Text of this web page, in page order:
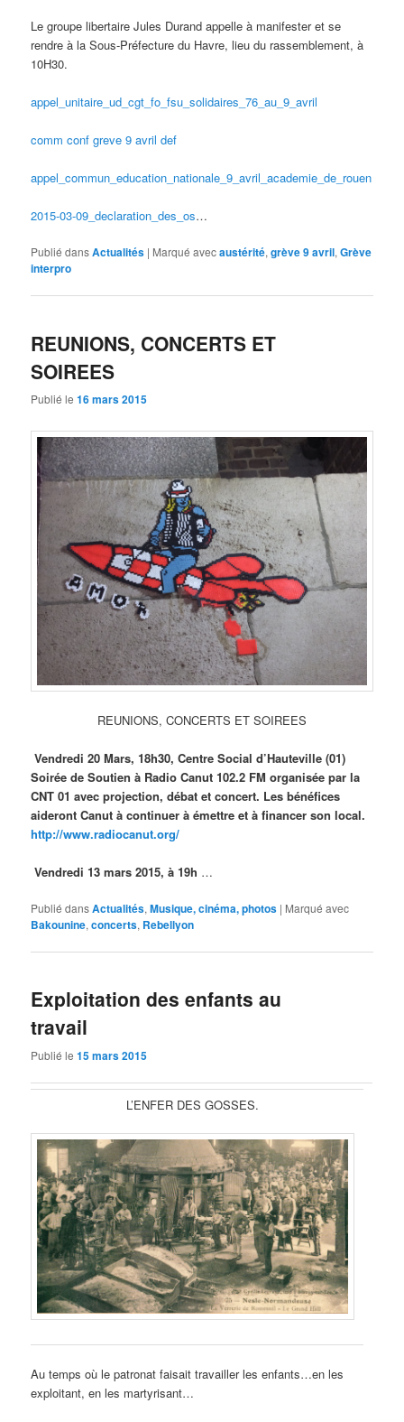
Le groupe libertaire Jules Durand appelle à manifester et se
rendre à la Sous-Préfecture du Havre, lieu du rassemblement, à
10H30.
appel_unitaire_ud_cgt_fo_fsu_solidaires_76_au_9_avril
comm conf greve 9 avril def
appel_commun_education_nationale_9_avril_academie_de_rouen
2015-03-09_declaration_des_os…
Publié dansActualités | Marqué avecaustérité,grève 9 avril,Grève
interpro
REUNIONS, CONCERTS ET
SOIREES
Publié le16 mars 2015
REUNIONS, CONCERTS ET SOIREES
Vendredi 20 Mars, 18h30, Centre Social d’Hauteville (01)
Soirée de Soutien à Radio Canut 102.2 FM organisée par la
CNT 01 avec projection, débat et concert. Les bénéfices
aideront Canut à continuer à émettre et à financer son local.
http://www.radiocanut.org/
Vendredi 13 mars 2015, à 19h …
Publié dansActualités,Musique, cinéma, photos | Marqué avec
Bakounine,concerts, Rebellyon
Exploitation des enfants au
travail
Publié le15 mars 2015
L’ENFER DES GOSSES.
Au temps où le patronat faisait travailler les enfants…en les
exploitant, en les martyrisant…